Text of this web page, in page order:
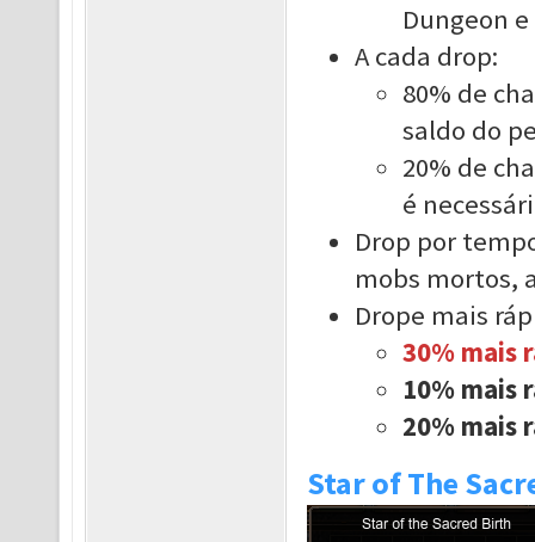
Dungeon
A cada drop:
80% de
saldo do
20% de
é
Drop por
mobs mortos,
Drope mais
30% mais
10% mais
20% mais
Star of The